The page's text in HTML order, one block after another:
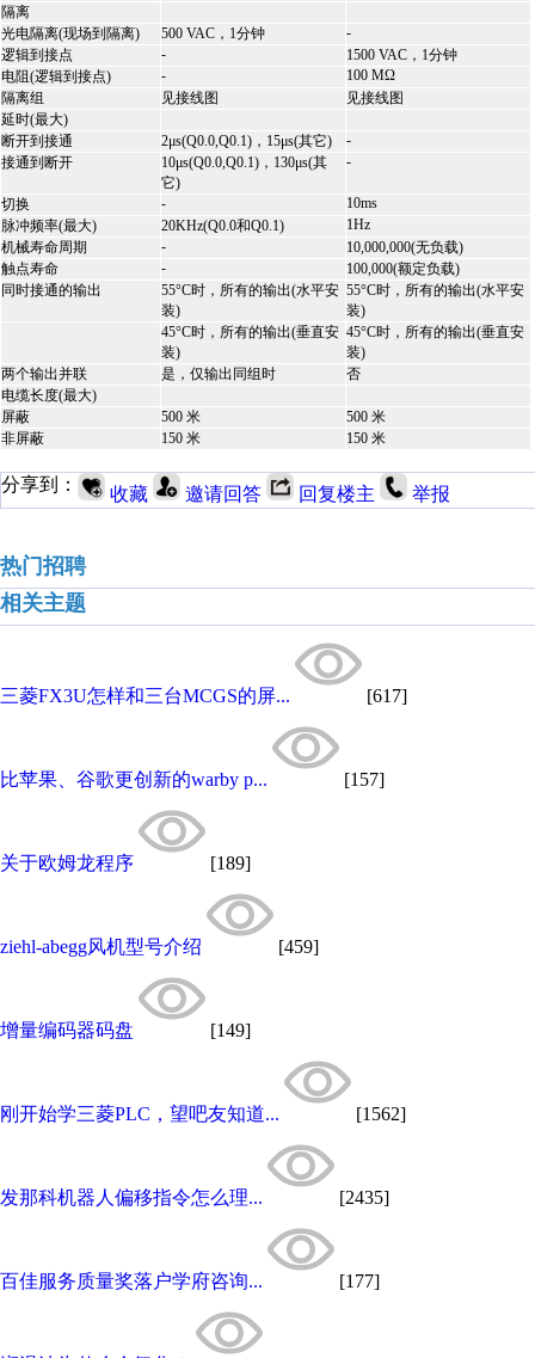
隔离
光电隔离(现场到隔离)
500 VAC，1分钟
-
逻辑到接点
-
1500 VAC，1分钟
电阻(逻辑到接点)
-
100 MΩ
隔离组
见接线图
见接线图
延时(最大)
断开到接通
2μs(Q0.0,Q0.1)，15μs(其它)
-
接通到断开
10μs(Q0.0,Q0.1)，130μs(其
它)
-
切换 -
10ms
脉冲频率(最大)
20KHz(Q0.0和Q0.1)
1Hz
机械寿命周期
-
10,000,000(无负载)
触点寿命
-
100,000(额定负载)
同时接通的输出
55°C时，所有的输出(水平安
装)
55°C时，所有的输出(水平安
装)
45°C时，所有的输出(垂直安
装)
45°C时，所有的输出(垂直安
装)
两个输出并联
是，仅输出同组时
否
电缆长度(最大)
屏蔽
500 米
500 米
非屏蔽
150 米 150 米
分享到： 收藏 邀请回答 回复楼主 举报
热门招聘
相关主题
三菱FX3U怎样和三台MCGS的屏... [617]
比苹果、谷歌更创新的warby p... [157]
关于欧姆龙程序 [189]
ziehl-abegg风机型号介绍 [459]
增量编码器码盘 [149]
刚开始学三菱PLC，望吧友知道... [1562]
发那科机器人偏移指令怎么理... [2435]
百佳服务质量奖落户学府咨询... [177]